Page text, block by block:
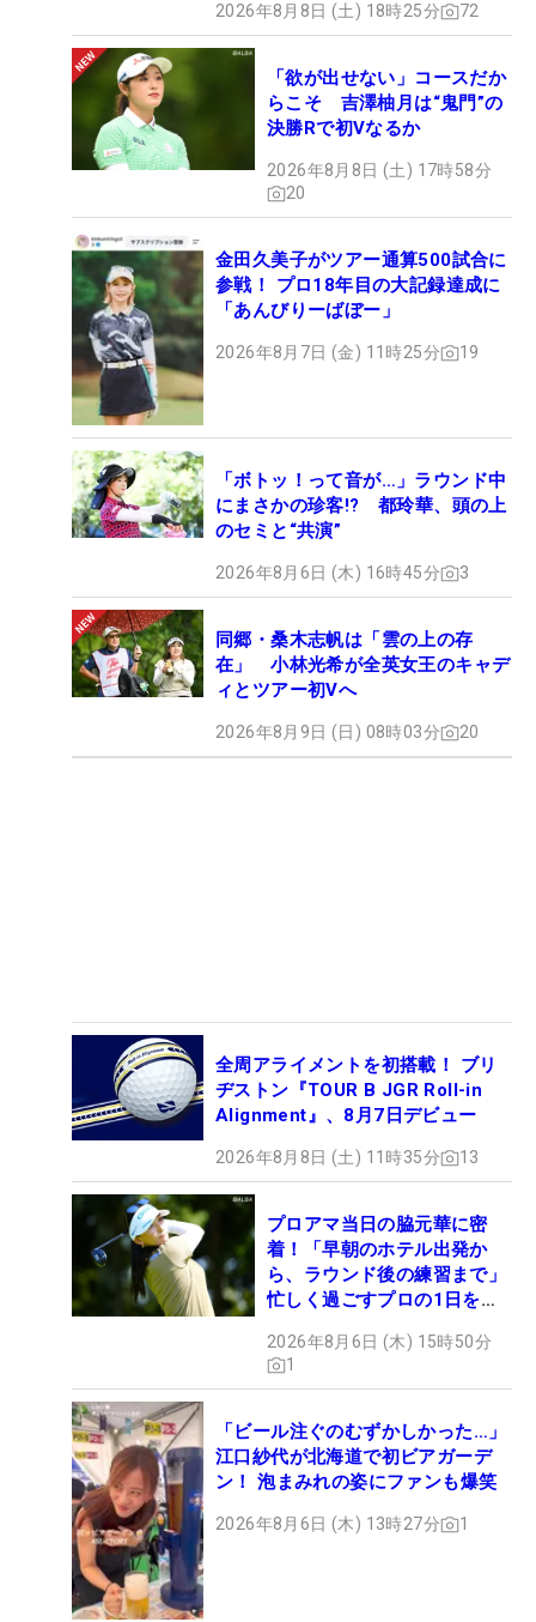
2026年8月8日 (土) 18時25分 72
「欲が出せない」コースだか
らこそ 吉澤柚月は“鬼門”の
決勝Rで初Vなるか
2026年8月8日 (土) 17時58分
20
金田久美子がツアー通算500試合に
参戦！ プロ18年目の大記録達成に
「あんびりーばぼー」
2026年8月7日 (金) 11時25分 19
「ボトッ！って音が…」ラウンド中
にまさかの珍客!? 都玲華、頭の上
のセミと“共演”
2026年8月6日 (木) 16時45分 3
同郷・桑木志帆は「雲の上の存
在」 小林光希が全英女王のキャデ
ィとツアー初Vへ
2026年8月9日 (日) 08時03分 20
全周アライメントを初搭載！ ブリ
ヂストン『TOUR B JGR Roll-in
Alignment』、8月7日デビュー
2026年8月8日 (土) 11時35分 13
プロアマ当日の脇元華に密
着！「早朝のホテル出発か
ら、ラウンド後の練習まで」
忙しく過ごすプロの1日を公
2026年8月6日 (木) 15時50分
1
「ビール注ぐのむずかしかった…」
江口紗代が北海道で初ビアガーデ
ン！ 泡まみれの姿にファンも爆笑
2026年8月6日 (木) 13時27分 1